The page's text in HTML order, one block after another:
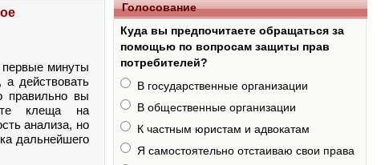
минуты
действовать
правильно вы
клеща на
анализа, но
дальнейшего
Голосование
Куда вы предпочитаете обращаться за
помощью по вопросам защиты прав
потребителей?
В государственные организации
В общественные организации
К частным юристам и адвокатам
Я самостоятельно отстаиваю свои права